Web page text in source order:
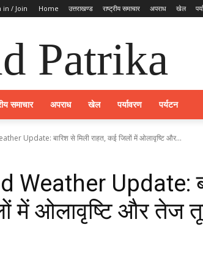
in / Join Home उत्तराखण्ड राष्ट्रीय समाचार अपराध खेल
Patrika
समाचार अपराध खेल पर्यावरण पर्यटन
Update: बारिश से मिली राहत, कई जिलों में ओलावृष्टि और...
Weather Update:
में ओलावृष्टि और तेज